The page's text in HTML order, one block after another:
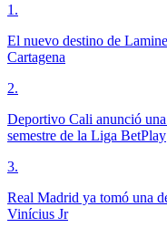
1 .
El nuevo destino de
Cartagena
2.
Deportivo Cali anunció
semestre de la Liga BetPlay
3.
Real Madrid ya tomó una
Vinícius Jr